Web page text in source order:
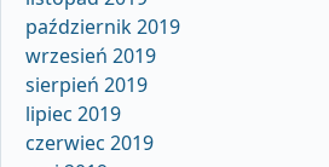
październik 2019
wrzesień 2019
sierpień 2019
lipiec 2019
czerwiec 2019